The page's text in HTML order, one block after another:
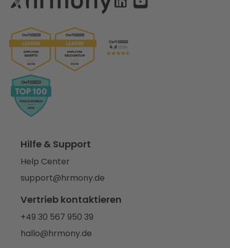
Hilfe & Support
Help Center
support@hrmony.de
Vertrieb kontaktieren
+49 30 567 950 39
hallo@hrmony.de